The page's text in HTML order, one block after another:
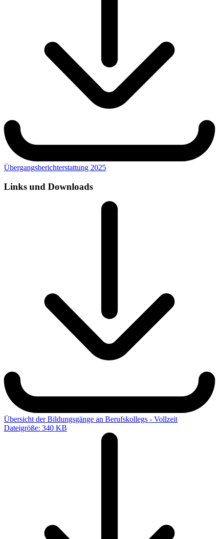
Übergangsberichterstattung 2025
Links und Downloads
Übersicht der Bildungsgänge an Berufskollegs - Vollzeit
Dateigröße: 340 KB